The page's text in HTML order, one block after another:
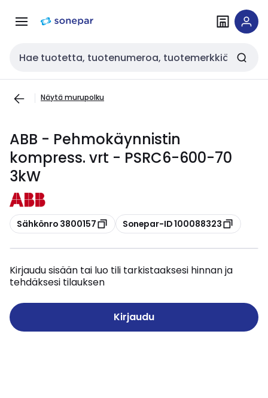
navigointiinsisältöön
Haku
Näytä murupolku
ABB - Pehmokäynnistin
kompress. vrt - PSRC6-600-70
3kW
Kopioi
Sähkönro 3800157 Kopioi
Sonepar-ID 100088323
Kirjaudu sisään tai luo tili tarkistaaksesi hinnan ja
tehdäksesi tilauksen
Kirjaudu